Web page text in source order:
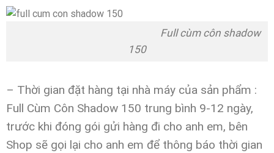
Full cùm côn shadow
150
– Thời gian đặt hàng tại nhà máy của sản phẩm :
Full Cùm Côn Shadow 150 trung bình 9-12 ngày,
trước khi đóng gói gửi hàng đi cho anh em, bên
Shop sẽ gọi lại cho anh em để thông báo thời gian